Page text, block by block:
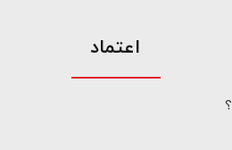
اعتماد